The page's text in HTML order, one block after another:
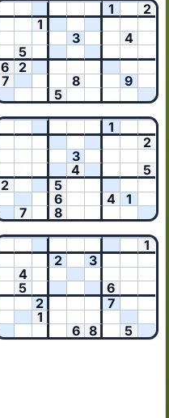
1
2
1
3
4
5
6
2
7
8
9
5
1
2
3
4
5
2
5
6
4
1
7
8
1
2
3
4
5
6
2
7
1
6 8 5